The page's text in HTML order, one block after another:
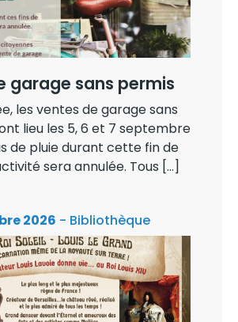
garage sans permis
les ventes de garage sans
lieu les 5, 6 et 7 septembre
de pluie durant cette fin de
sera annulée. Tous […]
2026 - Bibliothèque